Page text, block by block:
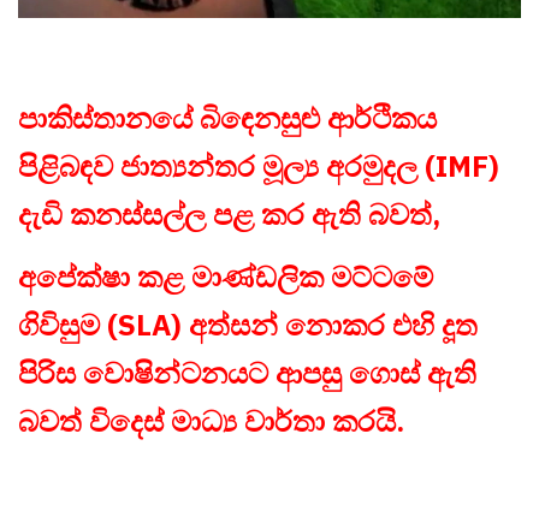
පාකිස්තානයේ බිඳෙනසුළු ආර්ථිකය
පිළිබඳව ජාත්‍යන්තර මූල්‍ය අරමුදල (IMF)
දැඩි කනස්සල්ල පළ කර ඇති බවත්,
අපේක්ෂා කළ මාණ්ඩලික මට්ටමේ
ගිවිසුම (SLA) අත්සන් නොකර එහි දූත
පිරිස වොෂින්ටනයට ආපසු ගොස් ඇති
බවත් විදෙස් මාධ්‍ය වාර්තා කරයි.